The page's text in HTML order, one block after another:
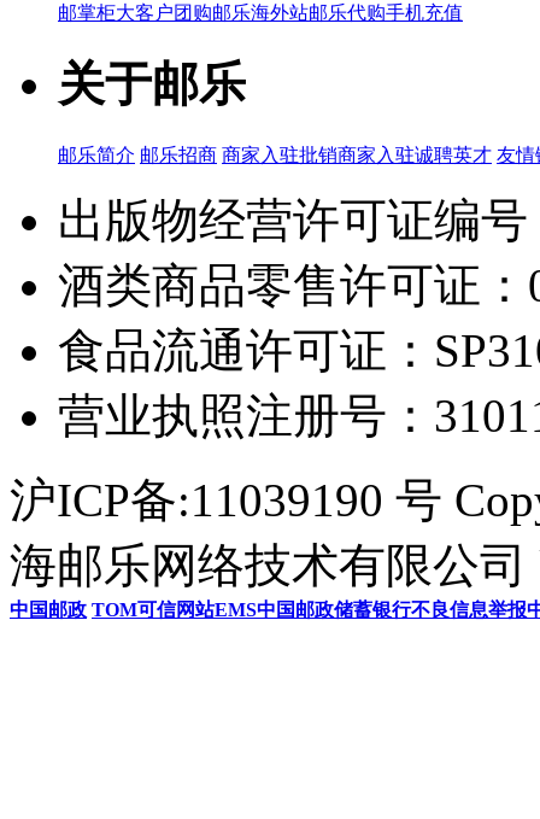
邮掌柜大客户团购邮乐海外站邮乐代购手机充值
关于邮乐
邮乐简介 邮乐招商 商家入驻批销商家入驻诚聘英才 友情
出版物经营许可证编
酒类商品零售许可证：
食品流通许可证：
营业执照注册号：
沪ICP备:11039190 号
海邮乐网络技术有限公司
中国邮政 TOM可信网站EMS中国邮政储蓄银行不良信息举报